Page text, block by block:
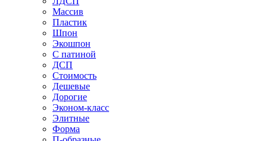
Массив
Пластик
Шпон
Экошпон
С патиной
ДСП
Стоимость
Дешевые
Дорогие
Эконом-класс
Элитные
Форма